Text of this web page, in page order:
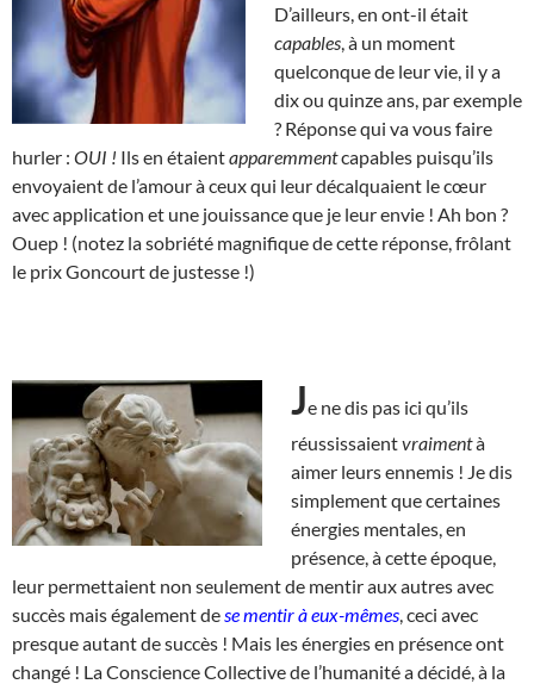
D’ailleurs, en ont-il était
capables , à un moment
quelconque de leur vie, il y a
dix ou quinze ans, par exemple
? Réponse qui va vous faire
hurler : OUI ! Ils en étaientapparemmentcapables puisqu’ils
envoyaient de l’amour à ceux qui leur décalquaient le cœur
avec application et une jouissance que je leur envie ! Ah bon ?
Ouep ! (notez la sobriété magnifique de cette réponse, frôlant
le prix Goncourt de justesse !)
Je ne dis pas ici qu’ils
réussissaientvraimentà
aimer leurs ennemis ! Je dis
simplement que certaines
énergies mentales, en
présence, à cette époque,
leur permettaient non seulement de mentir aux autres avec
succès mais également de se mentir à eux-mêmes , ceci avec
presque autant de succès ! Mais les énergies en présence ont
changé ! La Conscience Collective de l’humanité a décidé, à la